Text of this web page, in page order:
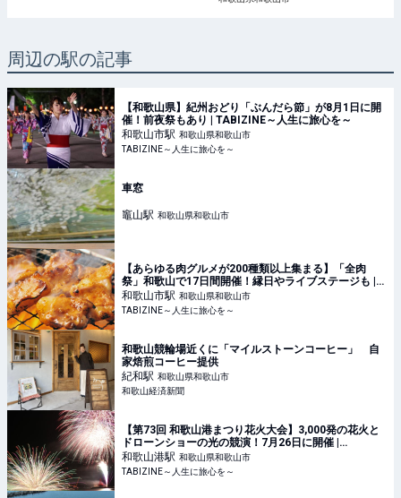
周辺の駅の記事
【和歌山県】紀州おどり「ぶんだら節」が8月1日に開
催！前夜祭もあり | TABIZINE～人生に旅心を～
和歌山市駅 和歌山県和歌山市
TABIZINE～人生に旅心を～
車窓
竈山駅 和歌山県和歌山市
【あらゆる肉グルメが200種類以上集まる】「全肉
祭」和歌山で17日間開催！縁日やライブステージも |
TABIZINE～人生に旅心を～
和歌山市駅 和歌山県和歌山市
TABIZINE～人生に旅心を～
和歌山競輪場近くに「マイルストーンコーヒー」 自
家焙煎コーヒー提供
紀和駅 和歌山県和歌山市
和歌山経済新聞
【第73回 和歌山港まつり花火大会】3,000発の花火と
ドローンショーの光の競演！7月26日に開催 |
TABIZINE～人生に旅心を～
和歌山港駅 和歌山県和歌山市
TABIZINE～人生に旅心を～